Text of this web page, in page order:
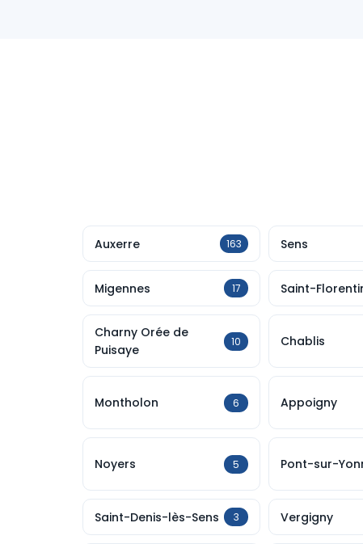
Auxerre 163 Sens
Migennes 17 Saint-
Charny Orée de
Puisaye
10 Chablis
Montholon 6 Appoigny
Noyers 5 Pont-sur-
Saint-Denis-lès-Sens 3 Vergigny